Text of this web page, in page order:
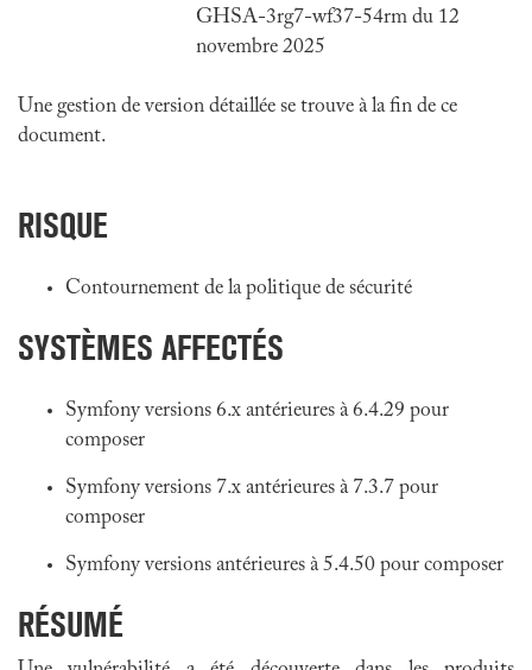
GHSA-3rg7-wf37-54rm du 12
novembre 2025
Une gestion de version détaillée se trouve à la fin de ce
document.
RISQUE
Contournement de la politique de sécurité
SYSTÈMES AFFECTÉS
Symfony versions 6.x antérieures à 6.4.29 pour
composer
Symfony versions 7.x antérieures à 7.3.7 pour
composer
Symfony versions antérieures à 5.4.50 pour composer
RÉSUMÉ